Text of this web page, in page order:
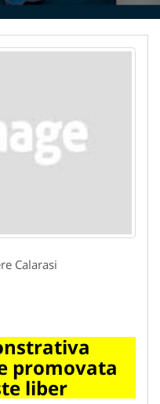
Calarasi
promovata
liber